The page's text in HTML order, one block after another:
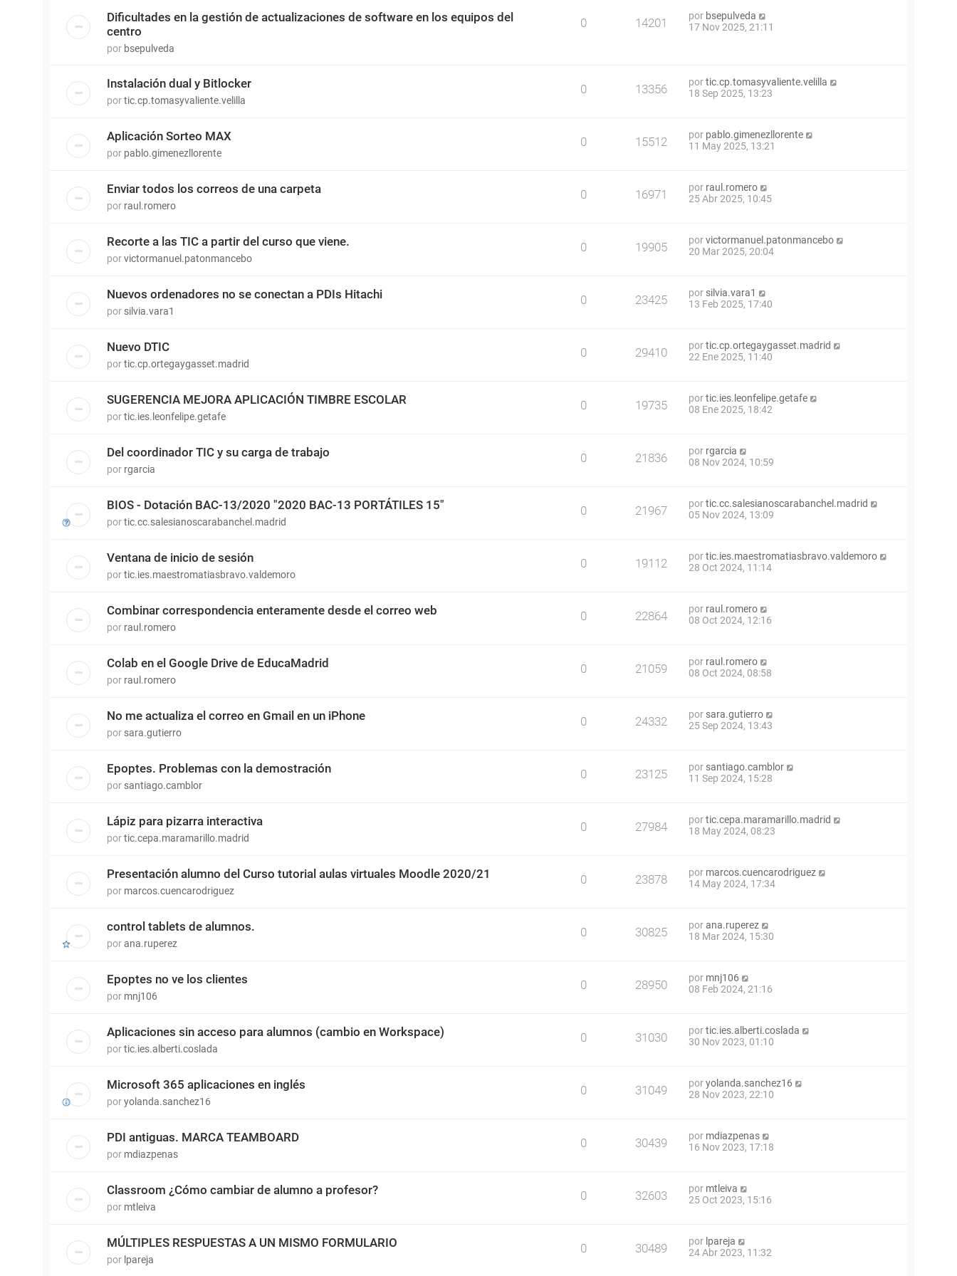
Dificultades en la gestión de actualizaciones de software en los equipos del
centro
por bsepulveda
0 14201 por bsepulveda
17 Nov 2025, 21:11
Instalación dual y Bitlocker
portic.cp.tomasyvaliente.velilla
0 13356 portic.cp.tomasyvaliente.velilla
18 Sep 2025, 13:23
Aplicación Sorteo MAX
por pablo.gimenezllorente
0 15512 por pablo.gimenezllorente
11 May 2025, 13:21
Enviar todos los correos de una carpeta
por raul.romero
0 16971 por raul.romero
25 Abr 2025, 10:45
Recorte a las TIC a partir del curso que viene.
porvictormanuel.patonmancebo
0 19905 porvictormanuel.patonmancebo
20 Mar 2025, 20:04
Nuevos ordenadores no se conectan a PDIs Hitachi
por silvia.vara1
0 23425 por silvia.vara1
13 Feb 2025, 17:40
Nuevo DTIC
portic.cp.ortegaygasset.madrid
0 29410 portic.cp.ortegaygasset.madrid
22 Ene 2025, 11:40
SUGERENCIA MEJORA APLICACIÓN TIMBRE ESCOLAR
portic.ies.leonfelipe.getafe
0 19735 portic.ies.leonfelipe.getafe
08 Ene 2025, 18:42
Del coordinador TIC y su carga de trabajo
por rgarcia
0 21836 por rgarcia
08 Nov 2024, 10:59
BIOS - Dotación BAC-13/2020 "2020 BAC-13 PORTÁTILES 15"
portic.cc.salesianoscarabanchel.madrid
0 21967 portic.cc.salesianoscarabanchel.madrid
05 Nov 2024, 13:09
Ventana de inicio de sesión
portic.ies.maestromatiasbravo.valdemoro
0 19112 portic.ies.maestromatiasbravo.valdemoro
28 Oct 2024, 11:14
Combinar correspondencia enteramente desde el correo web
por raul.romero
0 22864 por raul.romero
08 Oct 2024, 12:16
Colab en el Google Drive de EducaMadrid
por raul.romero
0 21059 por raul.romero
08 Oct 2024, 08:58
No me actualiza el correo en Gmail en un iPhone
por sara.gutierro
0 24332 por sara.gutierro
25 Sep 2024, 13:43
Epoptes. Problemas con la demostración
por santiago.camblor
0 23125 por santiago.camblor
11 Sep 2024, 15:28
Lápiz para pizarra interactiva
portic.cepa.maramarillo.madrid
0 27984 portic.cepa.maramarillo.madrid
18 May 2024, 08:23
Presentación alumno del Curso tutorial aulas virtuales Moodle 2020/21
por marcos.cuencarodriguez
0 23878 por marcos.cuencarodriguez
14 May 2024, 17:34
control tablets de alumnos.
porana.ruperez
0 30825 porana.ruperez
18 Mar 2024, 15:30
Epoptes no ve los clientes
por mnj106
0 28950 por mnj106
08 Feb 2024, 21:16
Aplicaciones sin acceso para alumnos (cambio en Workspace)
portic.ies.alberti.coslada
0 31030 portic.ies.alberti.coslada
30 Nov 2023, 01:10
Microsoft 365 aplicaciones en inglés
poryolanda.sanchez16
0 31049 poryolanda.sanchez16
28 Nov 2023, 22:10
PDI antiguas. MARCA TEAMBOARD
por mdiazpenas
0 30439 por mdiazpenas
16 Nov 2023, 17:18
Classroom ¿Cómo cambiar de alumno a profesor?
por mtleiva
0 32603 por mtleiva
25 Oct 2023, 15:16
MÚLTIPLES RESPUESTAS A UN MISMO FORMULARIO
por lpareja
0 30489 por lpareja
24 Abr 2023, 11:32